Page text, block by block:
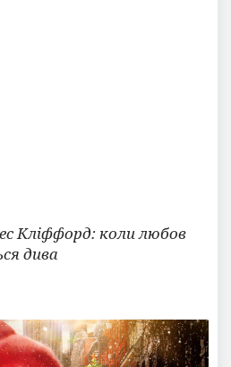
Кліффорд: коли любов
дива